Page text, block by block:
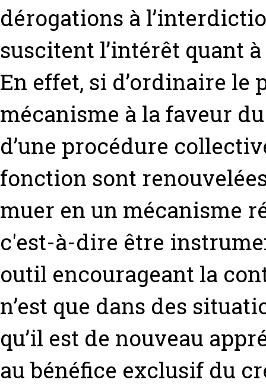
dérogations à
suscitent l’intérêt quant
En effet, si d’ordinaire le
mécanisme à la faveur
d’une procédure
fonction sont
muer en un mécanisme
c'est-à-dire être
outil encourageant la
n’est que dans des
qu’il est de nouveau
au bénéfice exclusif du